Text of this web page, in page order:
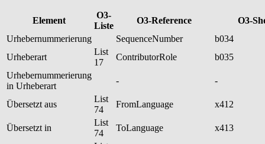
Element
O3-
Liste
O3-Reference
O3-
Urhebernummerierung
SequenceNumber
b034
Urheberart
List
17
ContributorRole
b035
Urhebernummerierung
in Urheberart
- -
Übersetzt aus
List
74
FromLanguage x412
Übersetzt in
List
74
ToLanguage
x413